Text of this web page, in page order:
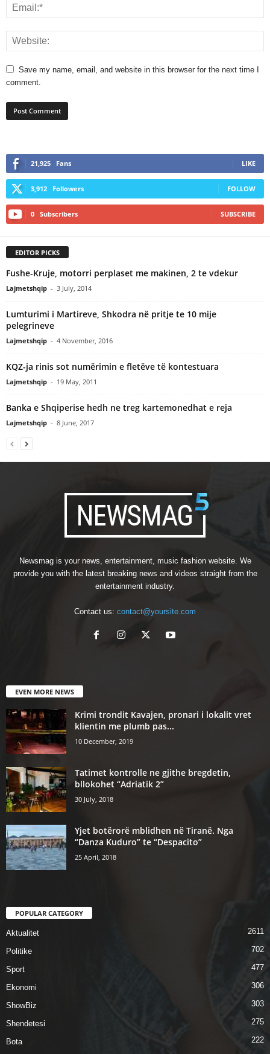
Save my name, email, and website in this browser for the next time I
comment.
21,925 Fans LIKE
3,912 Followers FOLLOW
0 Subscribers SUBSCRIBE
EDITOR PICKS
Fushe-Kruje, motorri perplaset me makinen, 2 te vdekur
Lajmetshqip - 3 July, 2014
Lumturimi i Martireve, Shkodra në pritje te 10 mije
pelegrineve
Lajmetshqip - 4 November, 2016
KQZ-ja rinis sot numërimin e fletëve të kontestuara
Lajmetshqip - 19 May, 2011
Banka e Shqiperise hedh ne treg kartemonedhat e reja
Lajmetshqip - 8 June, 2017
Newsmag is your news, entertainment, music fashion website. We
provide you with the latest breaking news and videos straight from the
entertainment industry.
Contact us: contact@yoursite.com
EVEN MORE NEWS
Krimi trondit Kavajen, pronari i lokalit vret
klientin me plumb pas...
10 December, 2019
Tatimet kontrolle ne gjithe bregdetin,
bllokohet “Adriatik 2”
30 July, 2018
Yjet botërorë mblidhen në Tiranë. Nga
“Danza Kuduro” te “Despacito”
25 April, 2018
POPULAR CATEGORY
Aktualitet 2611
Politike 702
Sport 477
Ekonomi 306
ShowBiz 303
Shendetesi 275
Bota 222